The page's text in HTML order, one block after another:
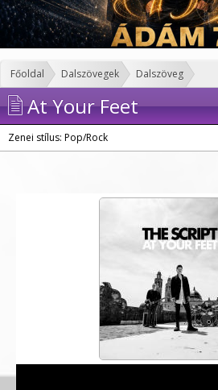
Főoldal Dalszövegek Dalszöveg
At Your Feet
Zenei stílus: Pop/Rock